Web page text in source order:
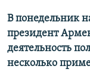
В понедельник
президент
деятельность
несколько